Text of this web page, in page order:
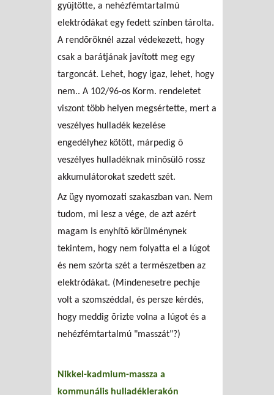
gyûjtötte, a nehézfémtartalmú
elektródákat egy fedett színben tárolta.
A rendõröknél azzal védekezett, hogy
csak a barátjának javított meg egy
targoncát. Lehet, hogy igaz, lehet, hogy
nem.. A 102/96-os Korm. rendeletet
viszont több helyen megsértette, mert a
veszélyes hulladék kezelése
engedélyhez kötött, márpedig õ
veszélyes hulladéknak minõsülõ rossz
akkumulátorokat szedett szét.
Az ügy nyomozati szakaszban van. Nem
tudom, mi lesz a vége, de azt azért
magam is enyhítõ körülménynek
tekintem, hogy nem folyatta el a lúgot
és nem szórta szét a természetben az
elektródákat. (Mindenesetre pechje
volt a szomszéddal, és persze kérdés,
hogy meddig õrizte volna a lúgot és a
nehézfémtartalmú "masszát"?)
Nikkel-kadmium-massza a
kommunális hulladéklerakón